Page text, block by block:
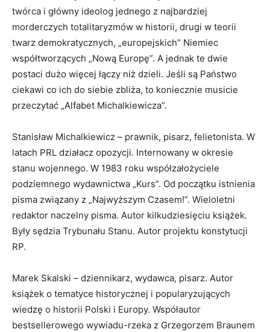
twórca i główny ideolog jednego z najbardziej
morderczych totalitaryzmów w historii, drugi w teorii
twarz demokratycznych, „europejskich” Niemiec
współtworzących „Nową Europę”. A jednak te dwie
postaci dużo więcej łączy niż dzieli. Jeśli są Państwo
ciekawi co ich do siebie zbliża, to koniecznie musicie
przeczytać „Alfabet Michalkiewicza”.
Stanisław Michalkiewicz – prawnik, pisarz, felietonista. W
latach PRL działacz opozycji. Internowany w okresie
stanu wojennego. W 1983 roku współzałożyciele
podziemnego wydawnictwa „Kurs”. Od początku istnienia
pisma związany z „Najwyższym Czasem!”. Wieloletni
redaktor naczelny pisma. Autor kilkudziesięciu książek.
Były sędzia Trybunału Stanu. Autor projektu konstytucji
RP.
Marek Skalski – dziennikarz, wydawca, pisarz. Autor
książek o tematyce historycznej i popularyzujących
wiedzę o historii Polski i Europy. Współautor
bestsellerowego wywiadu-rzeka z Grzegorzem Braunem